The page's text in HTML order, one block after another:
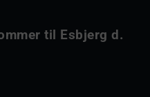
til Esbjerg d.